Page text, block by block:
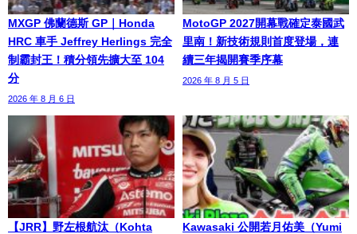
MXGP 佛蘭德斯 GP｜Honda
HRC 車手 Jeffrey Herlings 完全
制霸封王！積分領先擴大至 104
分
2026 年 8 月 6 日
MotoGP 2027開幕戰確定泰國武
里南！新技術規則首度登場，連
續三年揭開賽季序幕
2026 年 8 月 5 日
【JRR】野左根航汰（Kohta
Kawasaki 公開若月佑美（Yumi